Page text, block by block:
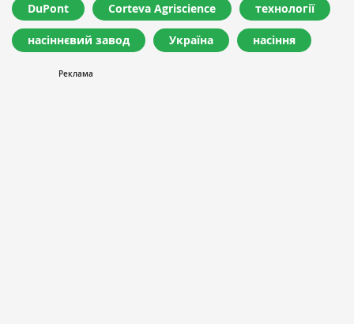
DuPont Corteva Agriscience технології
насіннєвий завод Україна насіння